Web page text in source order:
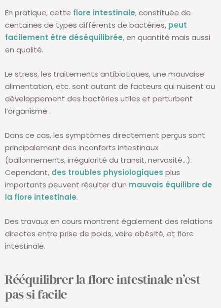
En pratique, cette flore intestinale, constituée de
centaines de types différents de bactéries, peut
facilement être déséquilibrée, en quantité mais aussi
en qualité.
Le stress, les traitements antibiotiques, une mauvaise
alimentation, etc. sont autant de facteurs qui nuisent au
développement des bactéries utiles et perturbent
l’organisme.
Dans ce cas, les symptômes directement perçus sont
principalement des inconforts intestinaux
(ballonnements, irrégularité du transit, nervosité...).
Cependant, des troubles physiologiques plus
importants peuvent résulter d’un mauvais équilibre de
la flore intestinale.
Des travaux en cours montrent également des relations
directes entre prise de poids, voire obésité, et flore
intestinale.
Rééquilibrer la flore intestinale n’est
pas si facile